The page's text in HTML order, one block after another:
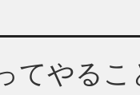
てやる